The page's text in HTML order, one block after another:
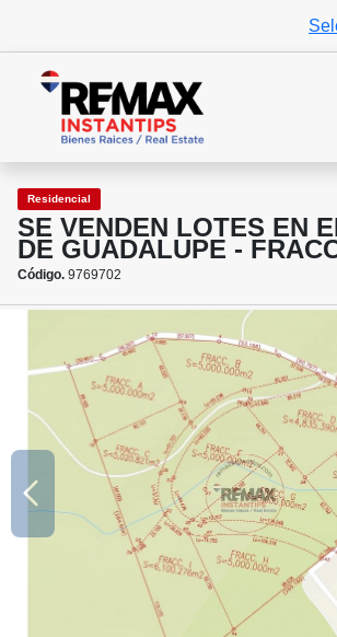
Residencial
SE VENDEN LOTES EN
DE GUADALUPE -
Código. 9769702